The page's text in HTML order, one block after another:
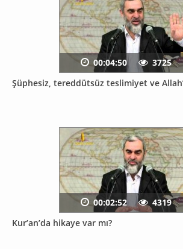
Şüphesiz, tereddütsüz teslimiyet ve
00:04:50 3725
Kur’an’da hikaye var mı?
00:02:52 4319